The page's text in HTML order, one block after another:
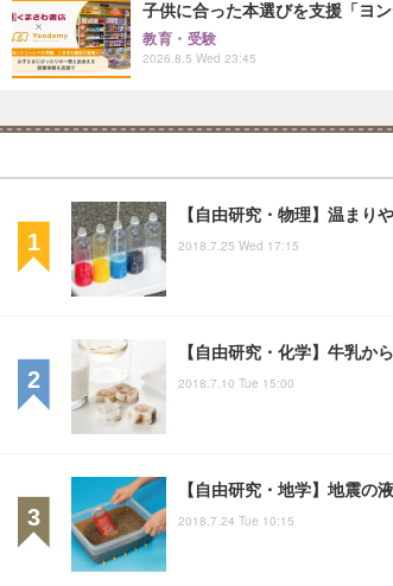
子供に合った本選びを支援「ヨ
教育・受験
2026.8.5 Wed 23:45
【自由研究・物理】温まり
2018.7.25 Wed 17:15
【自由研究・化学】牛乳か
2018.7.10 Tue 15:00
【自由研究・地学】地震の
2018.7.24 Tue 10:15